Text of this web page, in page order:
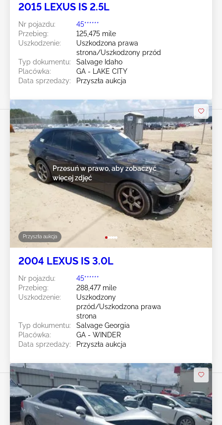
2015 LEXUS IS 2.5L
Nr pojazdu:
45******
Przebieg:
125,475 mile
Uszkodzenie:
Uszkodzona prawa
strona/Uszkodzony przód
Typ dokumentu:
Salvage Idaho
Placówka:
GA - LAKE CITY
Data sprzedaży:
Przyszła aukcja
Przyszła aukcja
Przesuń w prawo, aby zobaczyć
więcej zdjęć
2004 LEXUS IS 3.0L
Nr pojazdu:
45******
Przebieg:
288,477 mile
Uszkodzenie:
Uszkodzony
przód/Uszkodzona prawa
strona
Typ dokumentu:
Salvage Georgia
Placówka:
GA - WINDER
Data sprzedaży:
Przyszła aukcja